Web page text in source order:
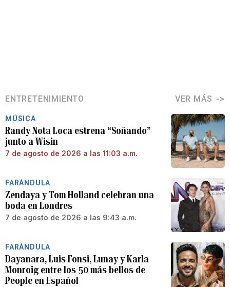
ENTRETENIMIENTO VER MÁS
MÚSICA
Randy Nota Loca estrena “Soñando”
junto a Wisin
7 de agosto de 2026 a las 11:03 a.m.
FARÁNDULA
Zendaya y Tom Holland celebran una
boda en Londres
7 de agosto de 2026 a las 9:43 a.m.
FARÁNDULA
Dayanara, Luis Fonsi, Lunay y Karla
Monroig entre los 50 más bellos de
People en Español